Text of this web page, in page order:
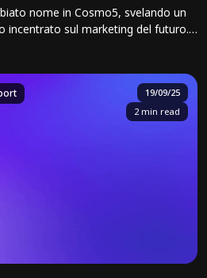
nome in Cosmo5, svelando un
incentrato sul marketing del futuro.
integra Media, Commercio,
19/09/25
2 min read